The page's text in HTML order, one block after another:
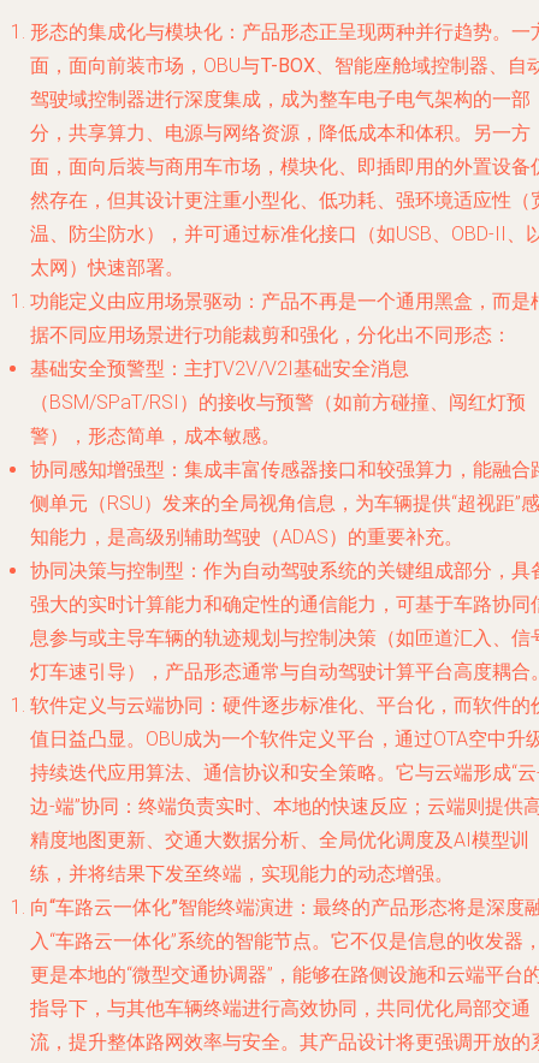
形态的集成化与模块化 ：产品形态正呈现两种并行趋势。一
面，面向前装市场，OBU与T-BOX、智能座舱域控制器、自
驾驶域控制器进行深度集成 ，成为整车电子电气架构的一部
分，共享算力、电源与网络资源，降低成本和体积。另一方
面，面向后装与商用车市场， 模块化、即插即用的外置设备
然存在，但其设计更注重小型化、低功耗、强环境适应性（
温、防尘防水），并可通过标准化接口（如USB、OBD-II、
太网）快速部署。
功能定义由应用场景驱动 ：产品不再是一个通用黑盒，而是
据不同应用场景进行功能裁剪和强化，分化出不同形态：
基础安全预警型 ：主打V2V/V2I基础安全消息
（BSM/SPaT/RSI）的接收与预警（如前方碰撞、闯红灯预
警），形态简单，成本敏感。
协同感知增强型 ：集成丰富传感器接口和较强算力，能融合
侧单元（RSU）发来的全局视角信息，为车辆提供“超视距”感
知能力，是高级别辅助驾驶（ADAS）的重要补充。
协同决策与控制型 ：作为自动驾驶系统的关键组成部分，具
强大的实时计算能力和确定性的通信能力，可基于车路协同
息参与或主导车辆的轨迹规划与控制决策（如匝道汇入、信
灯车速引导），产品形态通常与自动驾驶计算平台高度耦合
软件定义与云端协同 ：硬件逐步标准化、平台化，而软件的
值日益凸显。OBU成为一个软件定义平台，通过OTA空中升
持续迭代应用算法、通信协议和安全策略。它与云端形成“
边-端”协同：终端负责实时、本地的快速反应；云端则提供
精度地图更新、交通大数据分析、全局优化调度及AI模型训
练，并将结果下发至终端，实现能力的动态增强。
向“车路云一体化”智能终端演进 ：最终的产品形态将是深度
入“车路云一体化”系统的智能节点。它不仅是信息的收发器
更是本地的“微型交通协调器”，能够在路侧设施和云端平台
指导下，与其他车辆终端进行高效协同，共同优化局部交通
流，提升整体路网效率与安全。其产品设计将更强调开放的